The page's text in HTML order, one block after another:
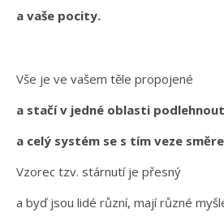
a vaše pocity.
Vše je ve vašem těle propojené
a stačí v jedné oblasti
a celý systém se s tím veze
Vzorec tzv. stárnutí je přesný
a byď jsou lidé různí, mají různé